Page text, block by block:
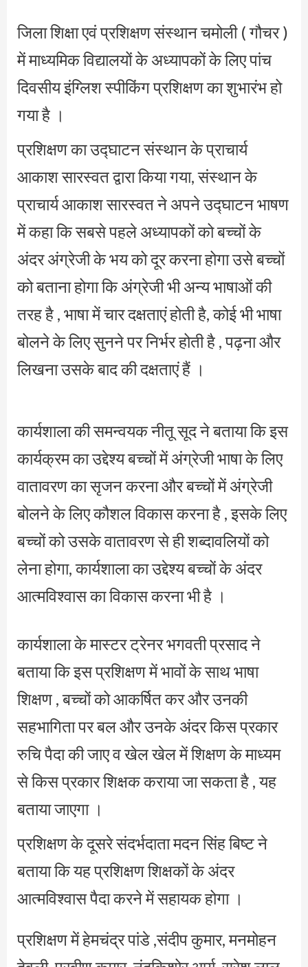
जिला शिक्षा एवं प्रशिक्षण संस्थान चमोली ( गौचर )
में माध्यमिक विद्यालयों के अध्यापकों के लिए पांच
दिवसीय इंग्लिश स्पीकिंग प्रशिक्षण का शुभारंभ हो
गया है ।
प्रशिक्षण का उद्घाटन संस्थान के प्राचार्य
आकाश सारस्वत द्वारा किया गया, संस्थान के
प्राचार्य आकाश सारस्वत ने अपने उद्घाटन भाषण
में कहा कि सबसे पहले अध्यापकों को बच्चों के
अंदर अंग्रेजी के भय को दूर करना होगा उसे बच्चों
को बताना होगा कि अंग्रेजी भी अन्य भाषाओं की
तरह है , भाषा में चार दक्षताएं होती है, कोई भी भाषा
बोलने के लिए सुनने पर निर्भर होती है , पढ़ना और
लिखना उसके बाद की दक्षताएं हैं ।
कार्यशाला की समन्वयक नीतू सूद ने बताया कि इस
कार्यक्रम का उद्देश्य बच्चों में अंग्रेजी भाषा के लिए
वातावरण का सृजन करना और बच्चों में अंग्रेजी
बोलने के लिए कौशल विकास करना है , इसके लिए
बच्चों को उसके वातावरण से ही शब्दावलियों को
लेना होगा, कार्यशाला का उद्देश्य बच्चों के अंदर
आत्मविश्वास का विकास करना भी है ।
कार्यशाला के मास्टर ट्रेनर भगवती प्रसाद ने
बताया कि इस प्रशिक्षण में भावों के साथ भाषा
शिक्षण , बच्चों को आकर्षित कर और उनकी
सहभागिता पर बल और उनके अंदर किस प्रकार
रुचि पैदा की जाए व खेल खेल में शिक्षण के माध्यम
से किस प्रकार शिक्षक कराया जा सकता है , यह
बताया जाएगा ।
प्रशिक्षण के दूसरे संदर्भदाता मदन सिंह बिष्ट ने
बताया कि यह प्रशिक्षण शिक्षकों के अंदर
आत्मविश्वास पैदा करने में सहायक होगा ।
प्रशिक्षण में हेमचंद्र पांडे ,संदीप कुमार, मनमोहन